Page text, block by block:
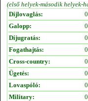
(első helyek-második helyek-
Díjlovaglás:
Galopp:
Díjugratás:
Fogathajtás:
Cross-country:
Ügetés:
Lovaspóló:
Military: